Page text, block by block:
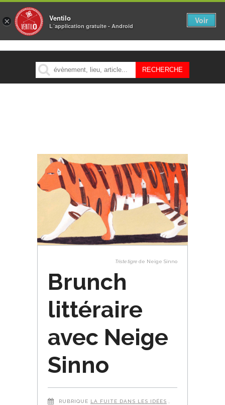
MENU
Triste tigre de Neige Sinno
Brunch
littéraire
avec Neige
Sinno
RUBRIQUE LA FUITE DANS LES IDÉES ,
× Ventilo
L´application gratuite - Android
Voir